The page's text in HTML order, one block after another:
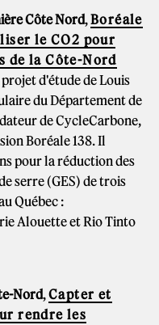
Côte Nord,Boréale
le CO2 pour
de la Côte-Nord
projet d'étude de Louis
du Département de
de CycleCarbone,
Boréale 138. Il
pour la réduction des
serre (GES) de trois
Québec :
Alouette et Rio Tinto
Nord,Capter et
rendre les